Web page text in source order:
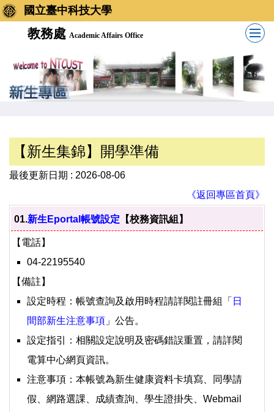
國立臺中科技大學
教務處 Academic Affairs Office
【新生集錦】開學準備
最後更新日期 : 2026-08-06
《返回專區首頁》
01.新生Eportal帳號設定 【校務資訊組】
【電話】
04-22195540
【備註】
設定時程：帳號查詢及啟用時程請詳閱註冊組「 日
間部新生注意事項 」公告。
設定指引：相關設定說明及密碼錯誤重置，請詳閱
電算中心網頁資訊。
注意事項：本帳號為新生健康資料卡填寫、同學請
假、網路選課、成績查詢、學生證掛失、Webmail